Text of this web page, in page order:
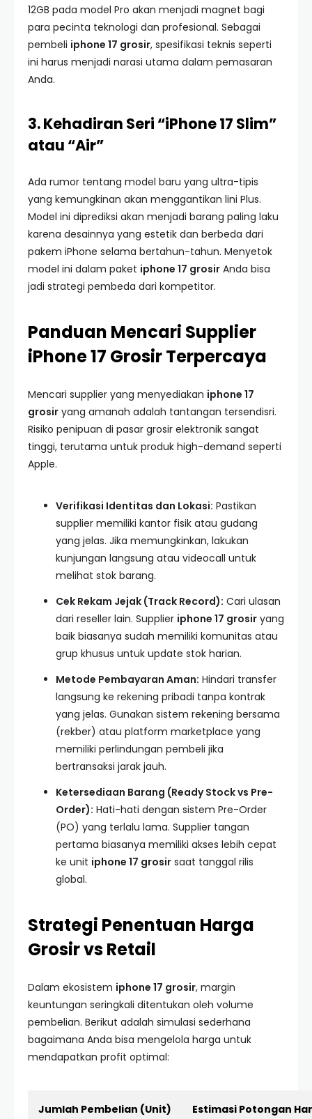
12GB pada model Pro akan menjadi magnet bagi
para pecinta teknologi dan profesional. Sebagai
pembeli iphone 17 grosir, spesifikasi teknis seperti
ini harus menjadi narasi utama dalam pemasaran
Anda.
3. Kehadiran Seri “iPhone 17 Slim”
atau “Air”
Ada rumor tentang model baru yang ultra-tipis
yang kemungkinan akan menggantikan lini Plus.
Model ini diprediksi akan menjadi barang paling laku
karena desainnya yang estetik dan berbeda dari
pakem iPhone selama bertahun-tahun. Menyetok
model ini dalam paket iphone 17 grosir Anda bisa
jadi strategi pembeda dari kompetitor.
Panduan Mencari Supplier
iPhone 17 Grosir Terpercaya
Mencari supplier yang menyediakan iphone 17
grosir yang amanah adalah tantangan tersendisri.
Risiko penipuan di pasar grosir elektronik sangat
tinggi, terutama untuk produk high-demand seperti
Apple.
Verifikasi Identitas dan Lokasi: Pastikan
supplier memiliki kantor fisik atau gudang
yang jelas. Jika memungkinkan, lakukan
kunjungan langsung atau videocall untuk
melihat stok barang.
Cek Rekam Jejak (Track Record): Cari ulasan
dari reseller lain. Supplier iphone 17 grosir yang
baik biasanya sudah memiliki komunitas atau
grup khusus untuk update stok harian.
Metode Pembayaran Aman: Hindari transfer
langsung ke rekening pribadi tanpa kontrak
yang jelas. Gunakan sistem rekening bersama
(rekber) atau platform marketplace yang
memiliki perlindungan pembeli jika
bertransaksi jarak jauh.
Ketersediaan Barang (Ready Stock vs Pre-
Order): Hati-hati dengan sistem Pre-Order
(PO) yang terlalu lama. Supplier tangan
pertama biasanya memiliki akses lebih cepat
ke unit iphone 17 grosir saat tanggal rilis
global.
Strategi Penentuan Harga
Grosir vs Retail
Dalam ekosistem iphone 17 grosir, margin
keuntungan seringkali ditentukan oleh volume
pembelian. Berikut adalah simulasi sederhana
bagaimana Anda bisa mengelola harga untuk
mendapatkan profit optimal:
Jumlah Pembelian (Unit) Estimasi Potongan